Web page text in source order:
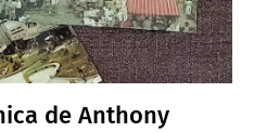
de Anthony